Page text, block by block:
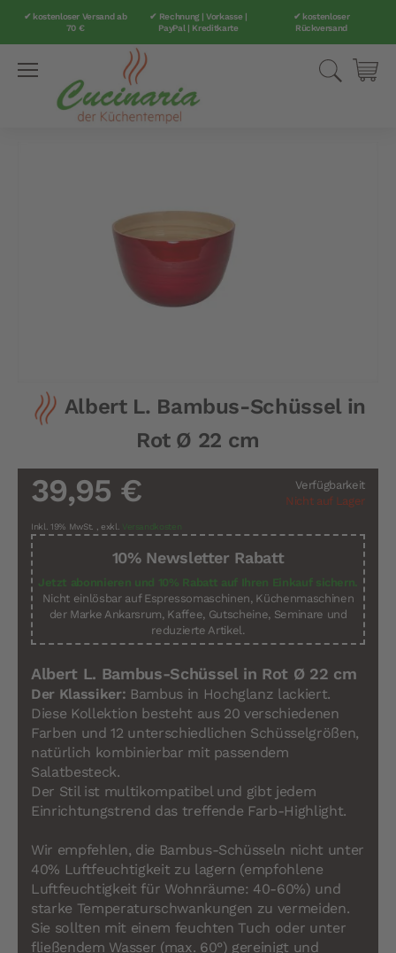
✔ kostenloser Versand ab
70 €
✔ Rechnung | Vorkasse |
PayPal | Kreditkarte
✔ kostenloser
Rückversand
Suche
Anfang
Albert L. Bambus-Schüssel in
Rot Ø 22 cm
Verfügbarkeit
Nicht auf Lager
39,95 €
Inkl. 19% MwSt. , exkl. Versandkosten
10% Newsletter Rabatt
Jetzt abonnieren und 10% Rabatt auf Ihren Einkauf sichern.
Nicht einlösbar auf Espressomaschinen, Küchenmaschinen
der Marke Ankarsrum, Kaffee, Gutscheine, Seminare und
reduzierte Artikel.
Albert L. Bambus-Schüssel in Rot Ø 22 cm
Der Klassiker: Bambus in Hochglanz lackiert.
Diese Kollektion besteht aus 20 verschiedenen
Farben und 12 unterschiedlichen Schüsselgrößen,
natürlich kombinierbar mit passendem
Salatbesteck.
Der Stil ist multikompatibel und gibt jedem
Einrichtungstrend das treffende Farb-Highlight.
Wir empfehlen, die Bambus-Schüsseln nicht unter
40% Luftfeuchtigkeit zu lagern (empfohlene
Luftfeuchtigkeit für Wohnräume: 40-60%) und
starke Temperaturschwankungen zu vermeiden.
Sie sollten mit einem feuchten Tuch oder unter
fließendem Wasser (max. 60°) gereinigt und